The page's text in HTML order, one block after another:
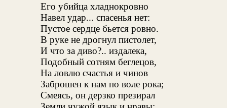
Его убийца хладнокровно
Навел удар... спасенья нет:
Пустое сердце бьется ровно.
В руке не дрогнул пистолет,
И что за диво?.. издалека,
Подобный сотням беглецов,
На ловлю счастья и чинов
Заброшен к нам по воле рока;
Смеясь, он дерзко презирал